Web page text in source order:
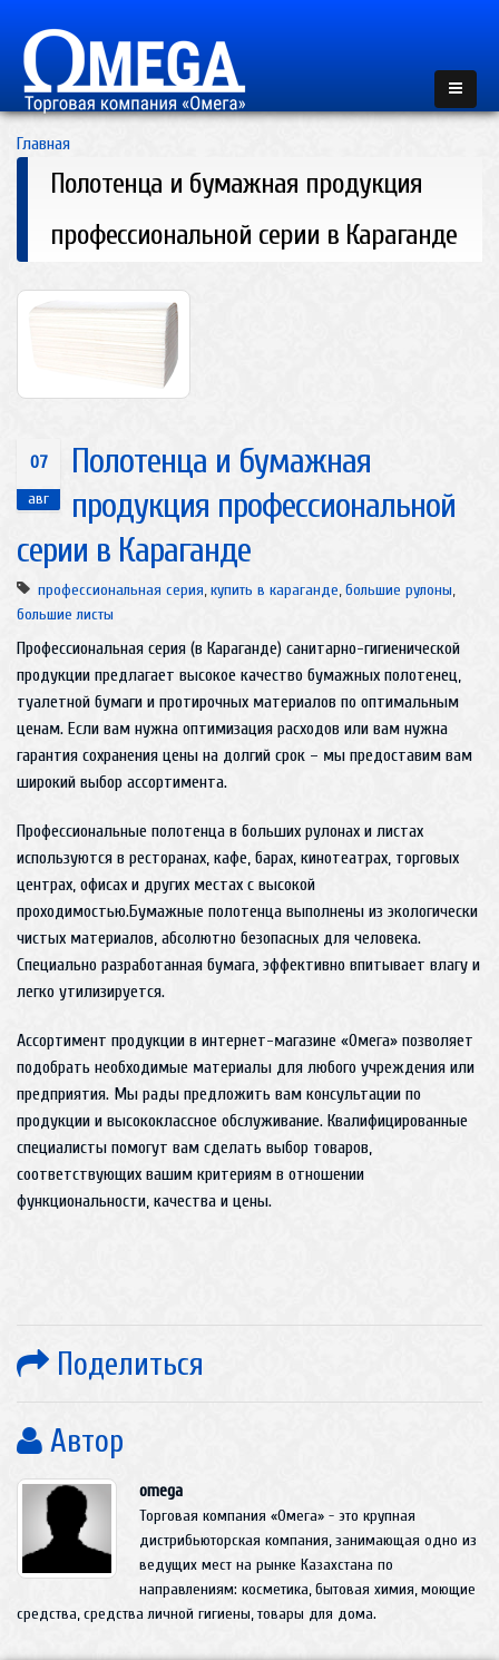
Главная
Полотенца и бумажная продукция
профессиональной серии в Караганде
07
авг
Полотенца и бумажная
продукция профессиональной
серии в Караганде
профессиональная серия,купить в караганде,большие рулоны,
большие листы
Профессиональная серия (в Караганде) санитарно-гигиенической
продукции предлагает высокое качество бумажных полотенец,
туалетной бумаги и протирочных материалов по оптимальным
ценам. Если вам нужна оптимизация расходов или вам нужна
гарантия сохранения цены на долгий срок – мы предоставим вам
широкий выбор ассортимента.
Профессиональные полотенца в больших рулонах и листах
используются в ресторанах, кафе, барах, кинотеатрах, торговых
центрах, офисах и других местах с высокой
проходимостью.Бумажные полотенца выполнены из экологически
чистых материалов, абсолютно безопасных для человека.
Специально разработанная бумага, эффективно впитывает влагу и
легко утилизируется.
Ассортимент продукции в интернет-магазине «Омега» позволяет
подобрать необходимые материалы для любого учреждения или
предприятия. Мы рады предложить вам консультации по
продукции и высококлассное обслуживание. Квалифицированные
специалисты помогут вам сделать выбор товаров,
соответствующих вашим критериям в отношении
функциональности, качества и цены.
Поделиться
Автор
omega
Торговая компания «Омега» - это крупная
дистрибьюторская компания, занимающая одно из
ведущих мест на рынке Казахстана по
направлениям: косметика, бытовая химия, моющие
средства, средства личной гигиены, товары для дома.